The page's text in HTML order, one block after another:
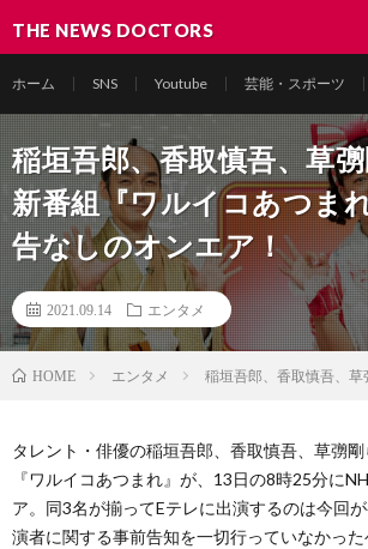
THE NEWS DOCTORS
ホーム SNS Youtube 芸能・スポーツ
稲垣吾郎、香取慎吾、草
新番組『ワルイコあつま
告なしのオンエア！
2021.09.14 エンタメ
HOME エンタメ 稲垣吾郎、香取慎吾、
タレント・俳優の稲垣吾郎、香取慎吾、草彅
『ワルイコあつまれ』が、13日の8時25分に
ア。同3名が揃ってEテレに出演するのは今回
演者に関する事前告知を一切行っていなかっ